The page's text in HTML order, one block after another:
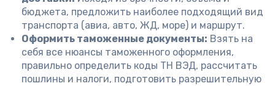
бюджета, предложить наиболее подходящий вид
транспорта (авиа, авто, ЖД, море) и маршрут.
Оформить таможенные документы: Взять на
себя все нюансы таможенного оформления,
правильно определить коды ТН ВЭД, рассчитать
пошлины и налоги, подготовить разрешительную